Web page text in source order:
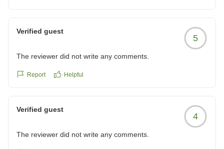
Verified guest
5
The reviewer did not write any comments.
Report Helpful
Verified guest
4
The reviewer did not write any comments.